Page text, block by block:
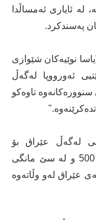
لە ئایاری ئەمساڵدا
پەسندکرد.
نوێیەکان شێوازی
یەکێتیی ئەورووپا لەگەڵ
تاوەکو
لەگەڵ عێراق بۆ
دیپۆرتکردنەوەی پەناخوازان کردووە؛ پار 500 و لە سێ مانگی
هاووڵاتیی دیکەی عێراق لەو وڵاتەوە